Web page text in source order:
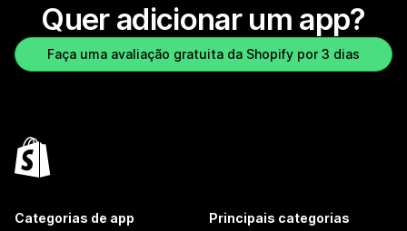
Quer adicionar um app?
Faça uma avaliação gratuita da Shopify por 3 dias
Categorias de app Principais categorias